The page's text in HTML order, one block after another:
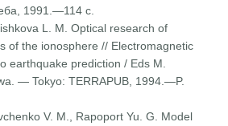
1991.—114 с.
L. М. Optical research of
of the ionosphere // Electromagnetic
earthquake prediction / Eds M.
— Tokyo: TERRAPUB, 1994.—P.
V. M., Rapoport Yu. G. Model